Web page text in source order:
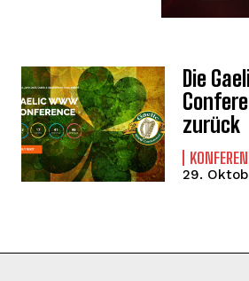
Die
zurück
29.